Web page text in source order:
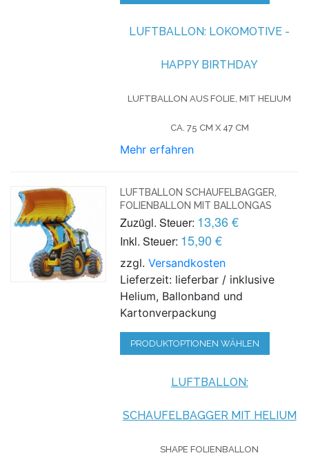
LUFTBALLON: LOKOMOTIVE -
HAPPY BIRTHDAY
LUFTBALLON AUS FOLIE, MIT HELIUM
CA. 75 CM X 47 CM
Mehr erfahren
LUFTBALLON SCHAUFELBAGGER,
FOLIENBALLON MIT BALLONGAS
Zuzügl. Steuer: 13,36 €
Inkl. Steuer: 15,90 €
zzgl.Versandkosten
Lieferzeit: lieferbar / inklusive
Helium, Ballonband und
Kartonverpackung
PRODUKTOPTIONEN WÄHLEN
LUFTBALLON:
SCHAUFELBAGGER MIT HELIUM
SHAPE FOLIENBALLON